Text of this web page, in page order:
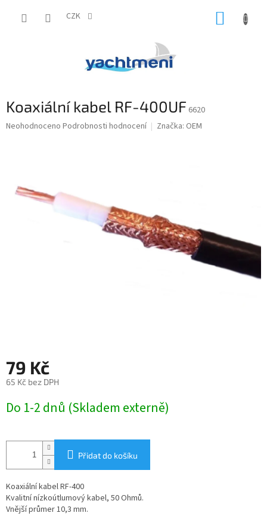
CZK
Koaxiální kabel RF-400UF 6620
Průměrné
hvězdiček.
Neohodnoceno Podrobnosti hodnocení Značka: OEM
79 Kč
65 Kč bez DPH
cena:
Do 1-2 dnů (Skladem externě)
Přidat do košíku
Koaxiální kabel RF-400
Kvalitní nízkoútlumový kabel, 50 Ohmů.
Vnější průmer 10,3 mm.